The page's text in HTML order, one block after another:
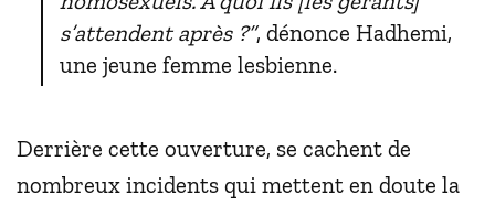
s’attendent après ?”, dénonce Hadhemi,
une jeune femme lesbienne.
Derrière cette ouverture, se cachent de
nombreux incidents qui mettent en doute la